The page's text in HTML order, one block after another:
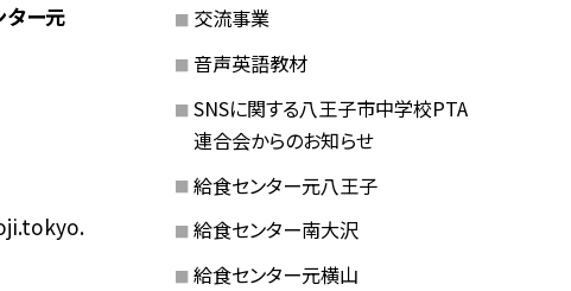
ター元
交流事業
音声英語教材
SNSに関する八王子市中学校PTA
連合会からのお知らせ
給食センター元八王子
給食センター南大沢
給食センター元横山